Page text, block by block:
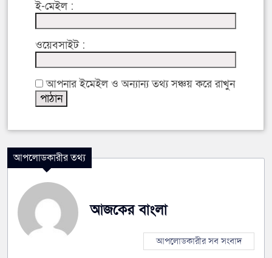
ই-মেইল :
ওয়েবসাইট :
আপনার ইমেইল ও অন্যান্য তথ্য সঞ্চয় করে রাখুন
আপলোডকারীর তথ্য
আজকের বাংলা
আপলোডকারীর সব সংবাদ